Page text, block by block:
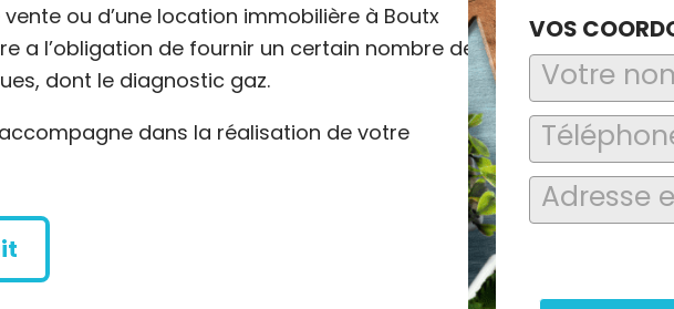
vente ou d’une location immobilière à Boutx
a l’obligation de fournir un certain nombre de
dont le diagnostic gaz.
dans la réalisation de votre
VOS